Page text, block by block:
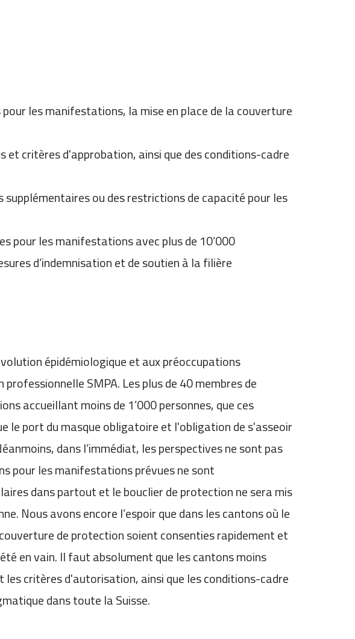
les manifestations, la mise en place de la couverture
et critères d'approbation, ainsi que des conditions-cadre
supplémentaires ou des restrictions de capacité pour les
pour les manifestations avec plus de 10’000
d’indemnisation et de soutien à la filière
épidémiologique et aux préoccupations
SMPA. Les plus de 40 membres de
accueillant moins de 1’000 personnes, que ces
port du masque obligatoire et l'obligation de s'asseoir
dans l’immédiat, les perspectives ne sont pas
pour les manifestations prévues ne sont
dans partout et le bouclier de protection ne sera mis
Nous avons encore l’espoir que dans les cantons où le
de protection soient consenties rapidement et
en vain. Il faut absolument que les cantons moins
critères d'autorisation, ainsi que les conditions-cadre
dans toute la Suisse.